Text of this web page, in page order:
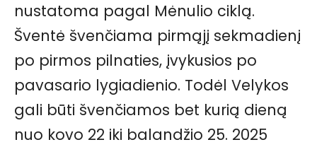
nustatoma pagal Mėnulio ciklą.
Šventė švenčiama pirmąjį sekmadienį
po pirmos pilnaties, įvykusios po
pavasario lygiadienio. Todėl Velykos
gali būti švenčiamos bet kurią dieną
nuo kovo 22 iki balandžio 25. 2025